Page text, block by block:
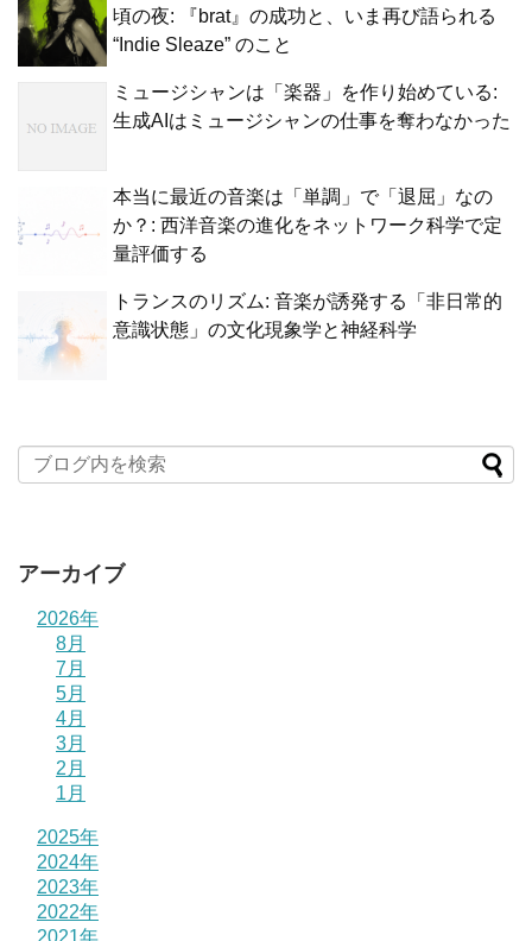
頃の夜: 『brat』の成功と、いま再び語られる
“Indie Sleaze” のこと
ミュージシャンは「楽器」を作り始めている:
生成AIはミュージシャンの仕事を奪わなかった
本当に最近の音楽は「単調」で「退屈」なの
か？: 西洋音楽の進化をネットワーク科学で定
量評価する
トランスのリズム: 音楽が誘発する「非日常的
意識状態」の文化現象学と神経科学
アーカイブ
2026年
8月
7月
5月
4月
3月
2月
1月
2025年
2024年
2023年
2022年